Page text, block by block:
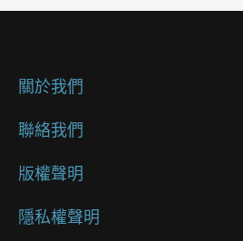
關於我們
聯絡我們
版權聲明
隱私權聲明